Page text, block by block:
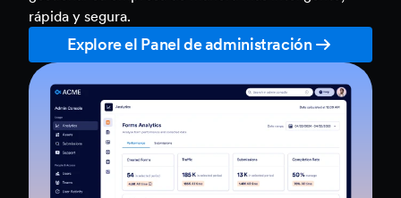
rápida y segura.
Explore el Panel de administración